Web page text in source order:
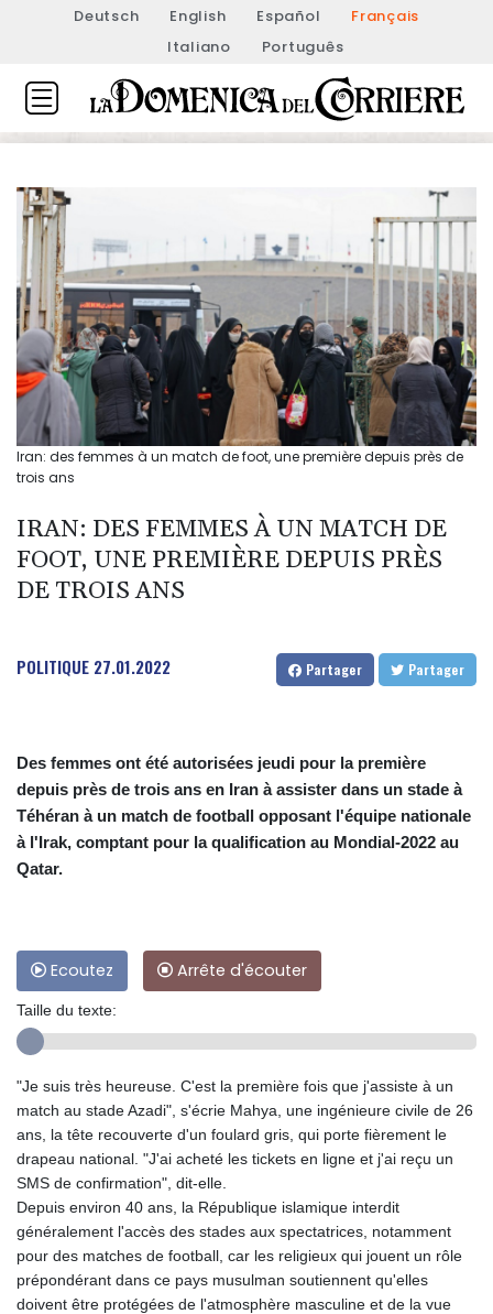
Deutsch English Español
Français
Italiano
Português
Iran: des femmes à un match de foot, une première depuis près de
trois ans
IRAN: DES FEMMES À UN MATCH DE
FOOT, UNE PREMIÈRE DEPUIS PRÈS
DE TROIS ANS
POLITIQUE 27.01.2022 Partager Partager
Des femmes ont été autorisées jeudi pour la première
depuis près de trois ans en Iran à assister dans un stade à
Téhéran à un match de football opposant l'équipe nationale
à l'Irak, comptant pour la qualification au Mondial-2022 au
Qatar.
Ecoutez Arrête d'écouter
Taille du texte:
"Je suis très heureuse. C'est la première fois que j'assiste à un
match au stade Azadi", s'écrie Mahya, une ingénieure civile de 26
ans, la tête recouverte d'un foulard gris, qui porte fièrement le
drapeau national. "J'ai acheté les tickets en ligne et j'ai reçu un
SMS de confirmation", dit-elle.
Depuis environ 40 ans, la République islamique interdit
généralement l'accès des stades aux spectatrices, notamment
pour des matches de football, car les religieux qui jouent un rôle
prépondérant dans ce pays musulman soutiennent qu'elles
doivent être protégées de l'atmosphère masculine et de la vue